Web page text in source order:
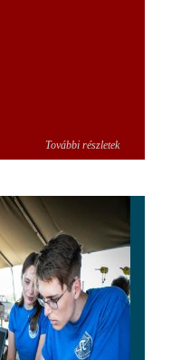
További részletek